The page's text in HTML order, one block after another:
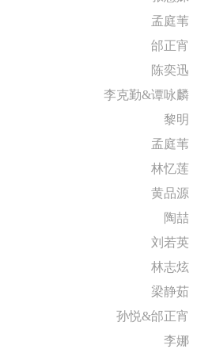
孟庭苇
邰正宵
陈奕迅
李克勤&谭咏麟
黎明
孟庭苇
林忆莲
黄品源
陶喆
刘若英
林志炫
梁静茹
孙悦&邰正宵
李娜